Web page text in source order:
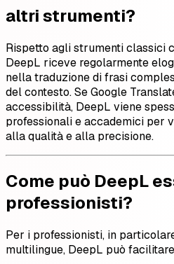
altri strumenti?
Rispetto agli strumenti classici
DeepL riceve regolarmente
nella traduzione di frasi
del contesto. Se Google
accessibilità, DeepL viene
professionali e accademici per
alla qualità e alla precisione.
Come può DeepL
professionisti?
Per i professionisti, in
multilingue, DeepL può